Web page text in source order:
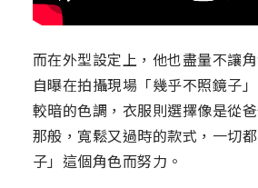
而在外型設定上，他也盡量不讓
自曝在拍攝現場「幾乎不照鏡子
較暗的色調，衣服則選擇像是從
那般，寬鬆又過時的款式，一切
子」這個角色而努力。